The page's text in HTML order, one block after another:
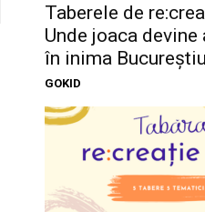
Taberele de
Unde joaca
în inima
GOKID